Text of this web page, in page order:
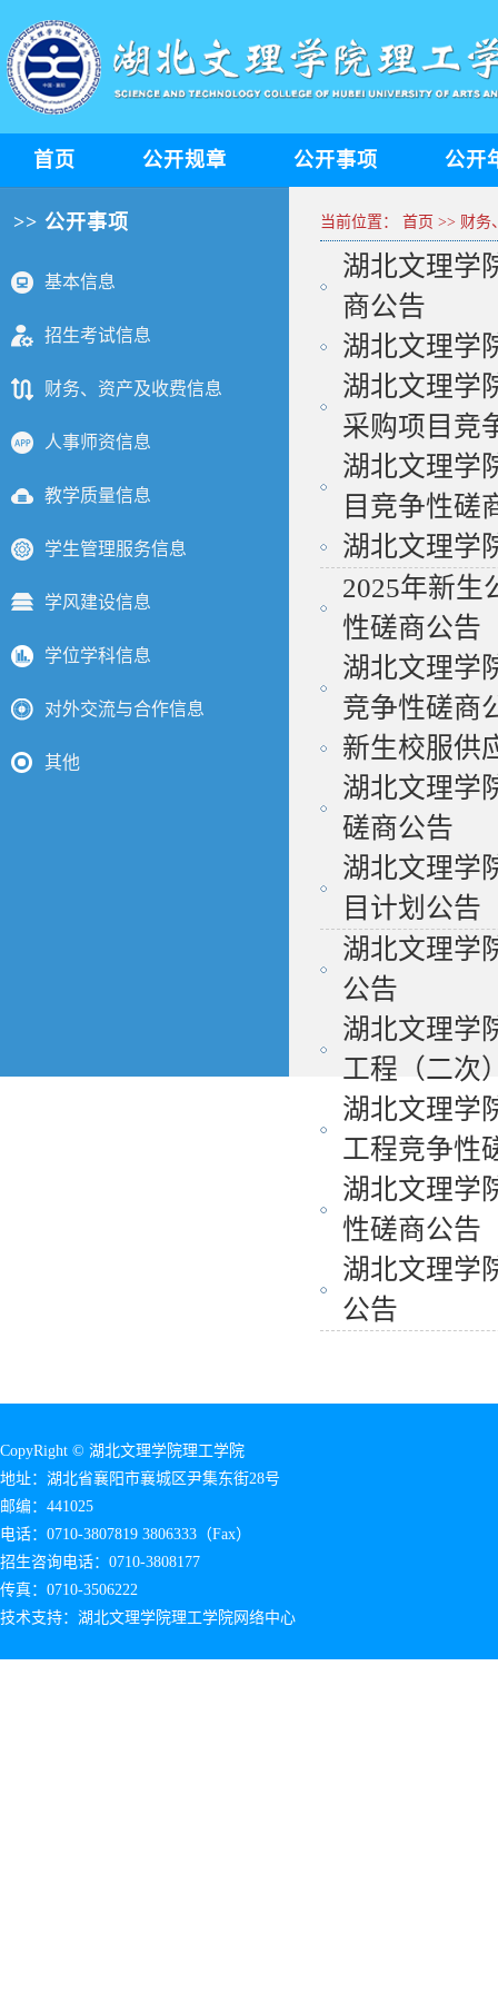
首页 公开规章 公开事项 公开
>> 公开事项
基本信息
招生考试信息
财务、资产及收费信息
人事师资信息
教学质量信息
学生管理服务信息
学风建设信息
学位学科信息
对外交流与合作信息
其他
当前位置： 首页 >> 财务
湖北文理学
商公告
湖北文理学
湖北文理学
采购项目竞
湖北文理学
目竞争性磋
湖北文理学
2025年新生
性磋商公告
湖北文理学
竞争性磋商
新生校服供
湖北文理学
磋商公告
湖北文理学
目计划公告
湖北文理学
公告
湖北文理学
工程（二次
湖北文理学
工程竞争性
湖北文理学
性磋商公告
湖北文理学
公告
CopyRight © 湖北文理学院理工学院
地址：湖北省襄阳市襄城区尹集东街28号
邮编：441025
电话：0710-3807819 3806333（Fax）
招生咨询电话：0710-3808177
传真：0710-3506222
技术支持：湖北文理学院理工学院网络中心